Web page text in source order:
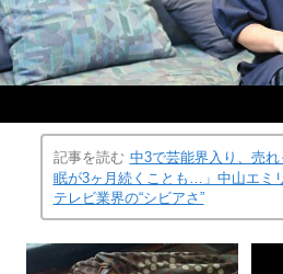
記事を読む 中3で芸能界入り、売
眠が3ヶ月続くことも…」中山エミ
テレビ業界の“シビアさ”